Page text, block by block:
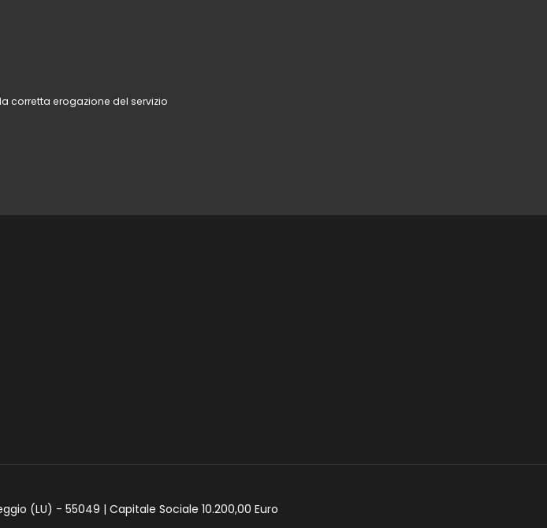
corretta erogazione del servizio
(LU) - 55049 | Capitale Sociale 10.200,00 Euro